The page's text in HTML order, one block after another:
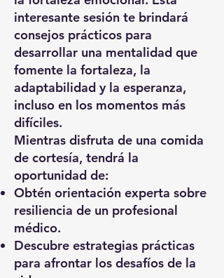
interesante sesión te brindará
consejos prácticos para
desarrollar una mentalidad que
fomente la fortaleza, la
adaptabilidad y la esperanza,
incluso en los momentos más
difíciles.
Mientras disfruta de una comida
de cortesía, tendrá la
oportunidad de:
Obtén orientación experta sobre
resiliencia de un profesional
médico.
Descubre estrategias prácticas
para afrontar los desafíos de la